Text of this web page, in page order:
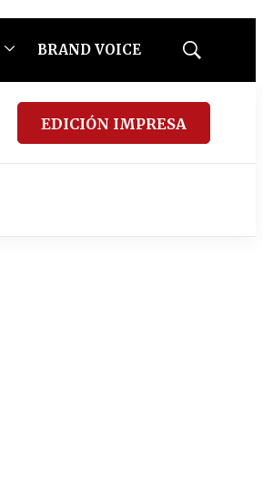
BRAND VOICE
Mostrar
EDICIÓN IMPRESA